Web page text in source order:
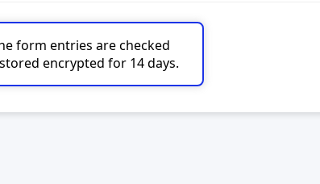
form entries are checked
encrypted for 14 days.